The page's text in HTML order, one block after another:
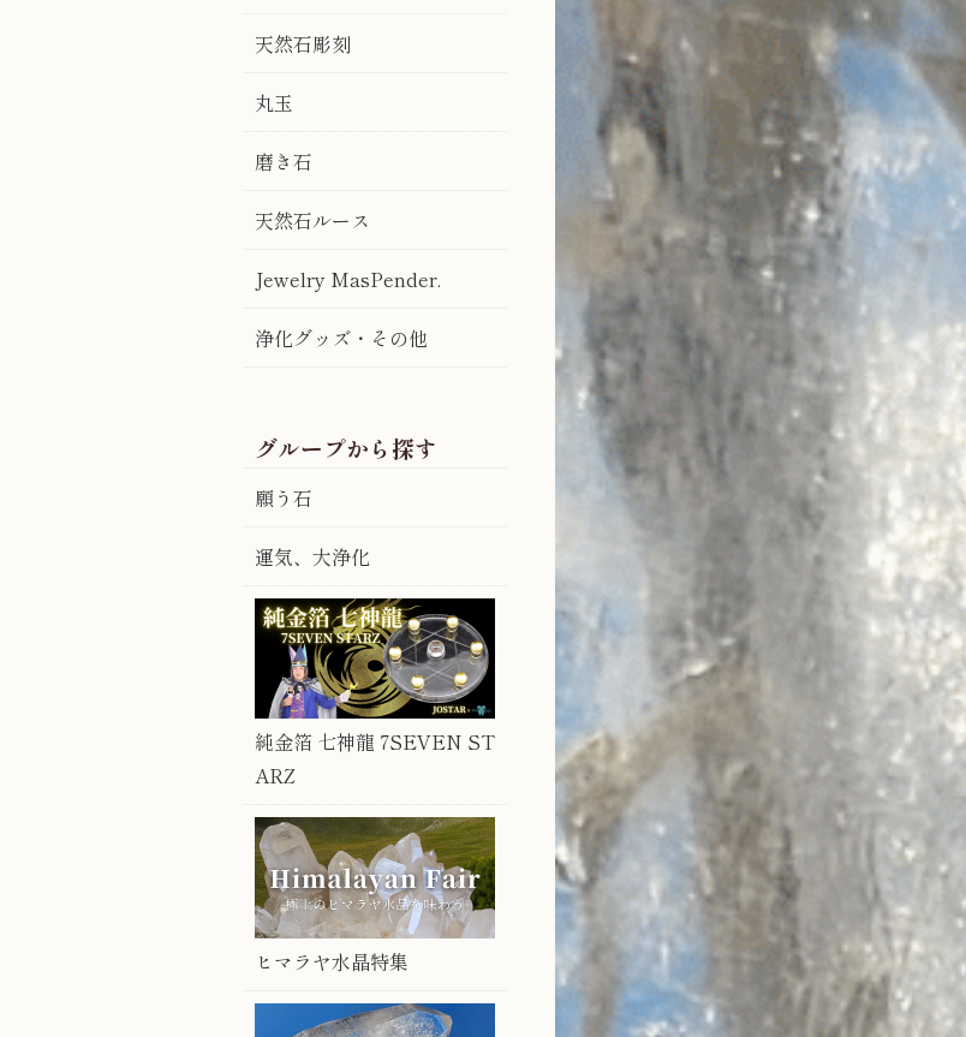
天然石彫刻
丸玉
磨き石
天然石ルース
Jewelry MasPender.
浄化グッズ・その他
グループから探す
願う石
運気、大浄化
純金箔 七神龍 7SEVEN ST
ARZ
ヒマラヤ水晶特集